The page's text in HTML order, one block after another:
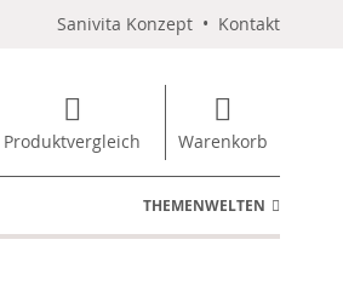
Sanivita Konzept • Kontakt
Produktvergleich Warenkorb
THEMENWELTEN